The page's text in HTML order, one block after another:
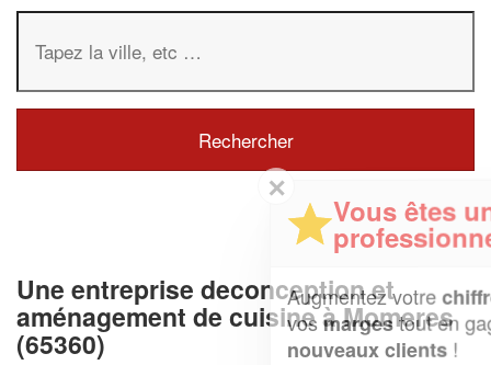
Une entreprise deconception et
aménagement de cuisine à Momeres
(65360)
Vous êtes un
professionnel ?
Augmentez votrechiffre d'affaireset
vosmargestout en gagnant de
nouveaux clients!